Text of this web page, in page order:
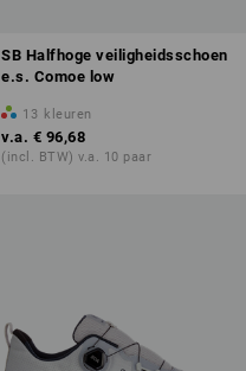
SB Halfhoge veiligheidsschoen
e.s. Comoe low
13 kleuren
v.a. € 96,68
(incl. BTW) v.a. 10 paar